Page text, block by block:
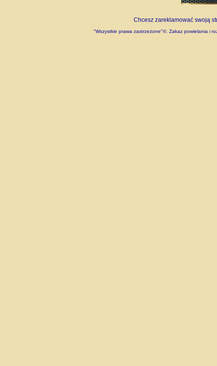
Chcesz zareklamować swoją
"Wszystkie prawa zastrzeżone"©. Zakaz powielania i